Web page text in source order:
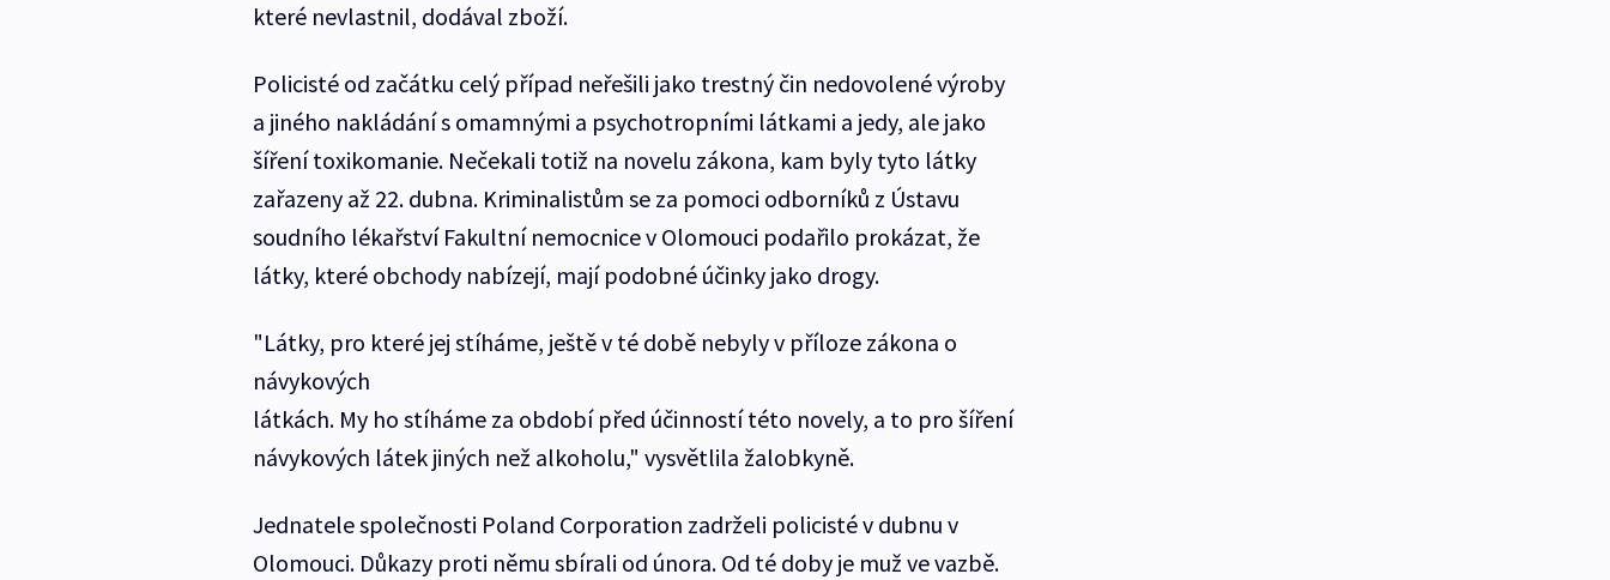
které nevlastnil, dodával zboží.
Policisté od začátku celý případ neřešili jako trestný čin nedovolené výroby
a jiného nakládání s omamnými a psychotropními látkami a jedy, ale jako
šíření toxikomanie. Nečekali totiž na novelu zákona, kam byly tyto látky
zařazeny až 22. dubna. Kriminalistům se za pomoci odborníků z Ústavu
soudního lékařství Fakultní nemocnice v Olomouci podařilo prokázat, že
látky, které obchody nabízejí, mají podobné účinky jako drogy.
"Látky, pro které jej stíháme, ještě v té době nebyly v příloze zákona o
návykových
látkách. My ho stíháme za období před účinností této novely, a to pro šíření
návykových látek jiných než alkoholu," vysvětlila žalobkyně.
Jednatele společnosti Poland Corporation zadrželi policisté v dubnu v
Olomouci. Důkazy proti němu sbírali od února. Od té doby je muž ve vazbě.